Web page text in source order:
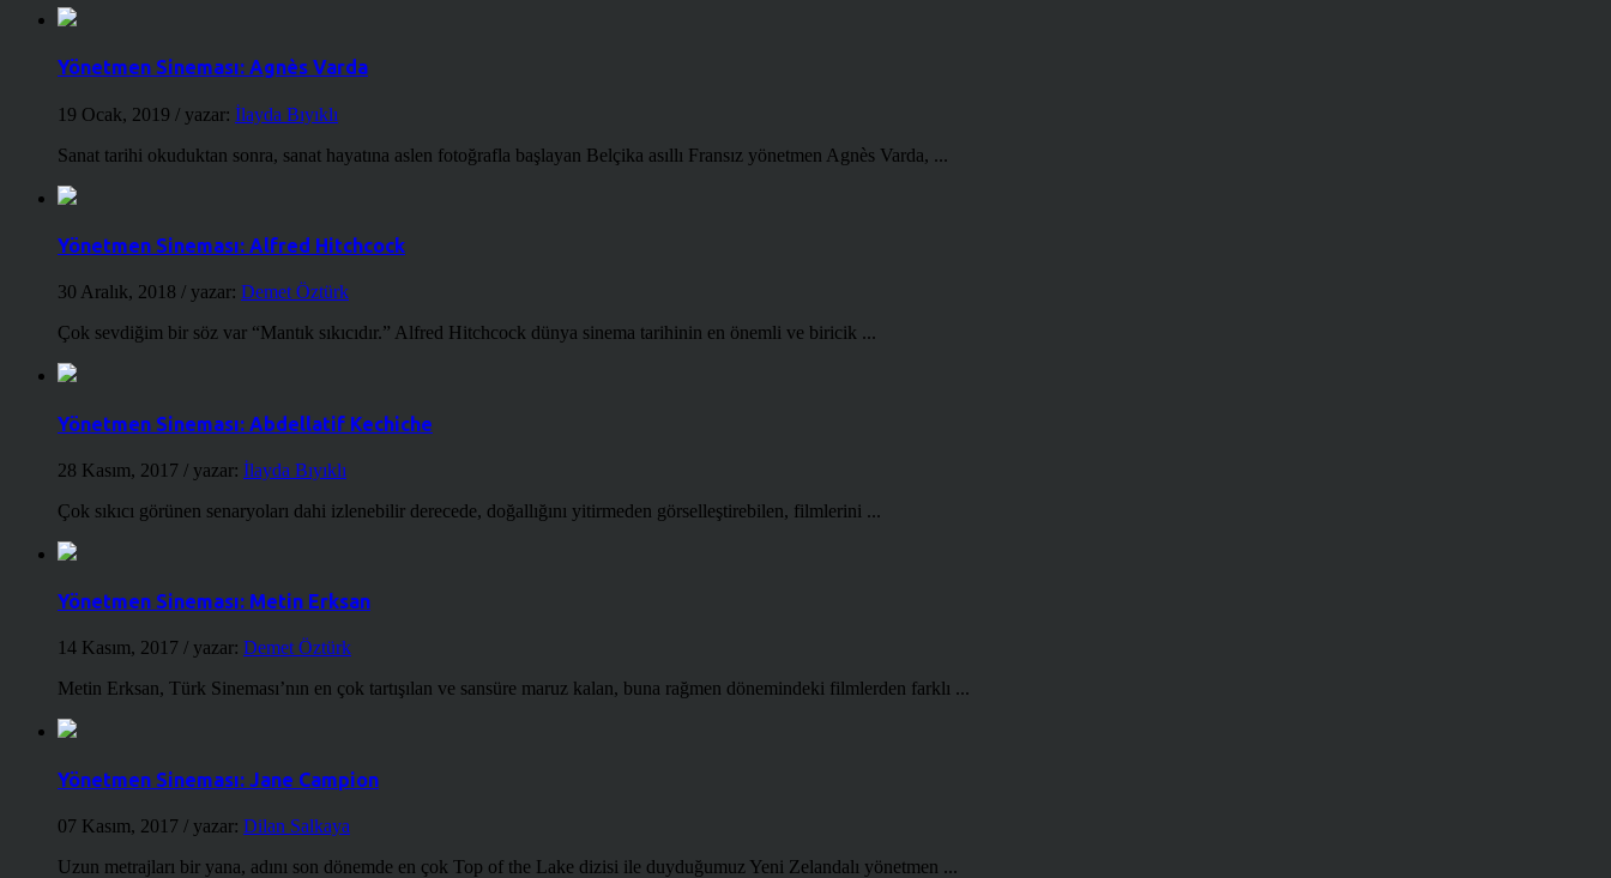
Yönetmen Sineması: Agnès Varda
19 Ocak, 2019 / yazar: İlayda Bıyıklı
Sanat tarihi okuduktan sonra, sanat hayatına aslen fotoğrafla başlayan Belçika asıllı Fransız yönetmen Agnès Varda, ...
Yönetmen Sineması: Alfred Hitchcock
30 Aralık, 2018 / yazar: Demet Öztürk
Çok sevdiğim bir söz var “Mantık sıkıcıdır.” Alfred Hitchcock dünya sinema tarihinin en önemli ve biricik ...
Yönetmen Sineması: Abdellatif Kechiche
28 Kasım, 2017 / yazar: İlayda Bıyıklı
Çok sıkıcı görünen senaryoları dahi izlenebilir derecede, doğallığını yitirmeden görselleştirebilen, filmlerini ...
Yönetmen Sineması: Metin Erksan
14 Kasım, 2017 / yazar: Demet Öztürk
Metin Erksan, Türk Sineması’nın en çok tartışılan ve sansüre maruz kalan, buna rağmen dönemindeki filmlerden farklı ...
Yönetmen Sineması: Jane Campion
07 Kasım, 2017 / yazar: Dilan Salkaya
Uzun metrajları bir yana, adını son dönemde en çok Top of the Lake dizisi ile duyduğumuz Yeni Zelandalı yönetmen ...